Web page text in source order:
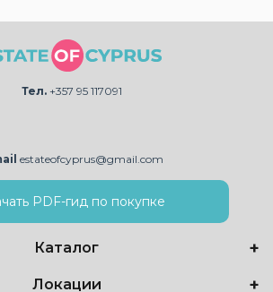
Тел. +357 95 117091
estateofcyprus@gmail.com
PDF-гид по покупке
Каталог
Локации